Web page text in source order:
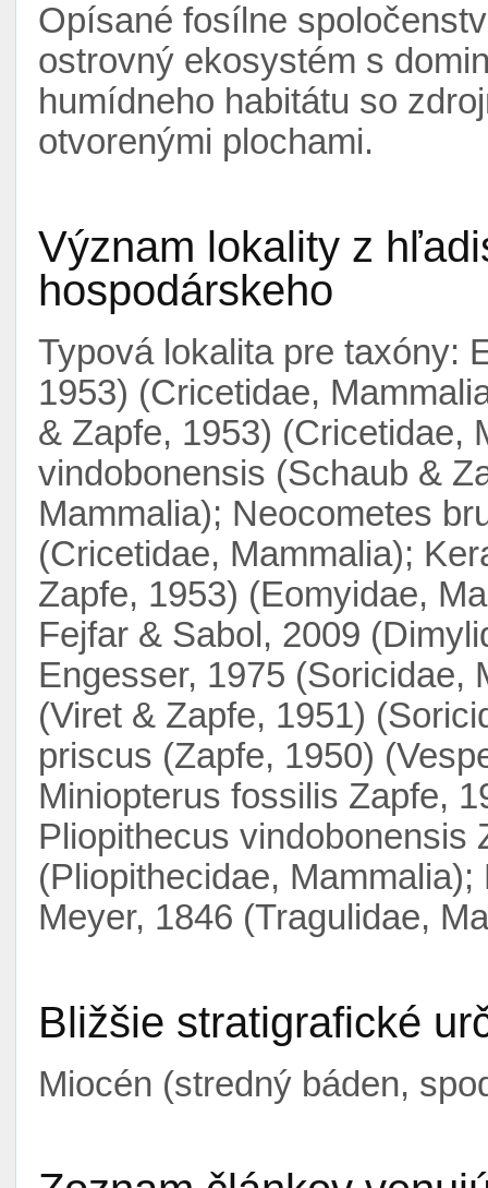
Opísané fosílne
ostrovný ekosystém s
humídneho habitátu so
otvorenými plochami.
Význam lokality z
hospodárskeho
Typová lokalita pre taxóny:
1953) (Cricetidae,
& Zapfe, 1953) (Cricetidae,
vindobonensis (Schaub &
Mammalia); Neocometes
(Cricetidae, Mammalia);
Zapfe, 1953) (Eomyidae,
Fejfar & Sabol, 2009
Engesser, 1975 (Soricidae,
(Viret & Zapfe, 1951)
priscus (Zapfe, 1950)
Miniopterus fossilis Zapfe,
Pliopithecus vindobonensis
(Pliopithecidae,
Meyer, 1846 (Tragulidae,
Bližšie stratigrafické
Miocén (stredný báden,